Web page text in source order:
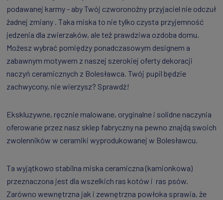
podawanej karmy - aby Twój czworonożny przyjaciel nie odczuł
żadnej zmiany . Taka miska to nie tylko czysta przyjemność
jedzenia dla zwierzaków, ale też prawdziwa ozdoba domu.
Możesz wybrać pomiędzy ponadczasowym designem a
zabawnym motywem z naszej szerokiej oferty dekoracji
naczyń ceramicznych z Bolesławca. Twój pupil będzie
zachwycony, nie wierzysz? Sprawdź!
Ekskluzywne, ręcznie malowane, oryginalne i solidne naczynia
oferowane przez nasz sklep fabryczny na pewno znajdą swoich
zwolenników w ceramiki wyprodukowanej w Bolesławcu.
Ta wyjątkowo stabilna miska ceramiczna (kamionkowa)
przeznaczona jest dla wszelkich ras kotów i ras psów.
Zarówno wewnętrzna jak i zewnętrzna powłoka sprawia, że